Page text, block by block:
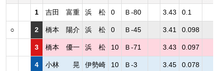
1 吉田 富重 浜 松 0 Ｂ-80 3.43 0.1
○ 2 橋本 陽介 浜 松 0 Ｂ-45 3.41 0.098
3 橋本 優一 浜 松 10 Ｂ-71 3.43 0.097
4 小林 晃 伊勢崎 10 Ｂ-3 3.45 0.078